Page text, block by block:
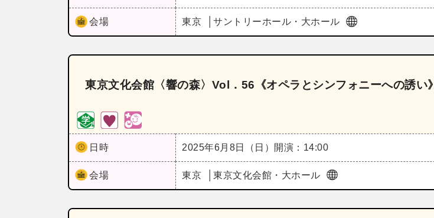
会場 東京 サントリーホール・大ホール
東京文化会館〈響の森〉Vol．56《オペラとシンフォニーへの誘い》
日時 2025年6月8日（日） 開演：14:00
会場 東京 東京文化会館・大ホール